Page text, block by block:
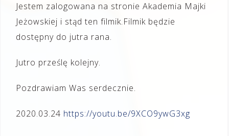
Jestem zalogowana na stronie Akademia Majki
Jeżowskiej i stąd ten filmik.Filmik będzie
dostępny do jutra rana.
Jutro prześlę kolejny.
Pozdrawiam Was serdecznie.
2020.03.24 https://youtu.be/9XCO9ywG3xg